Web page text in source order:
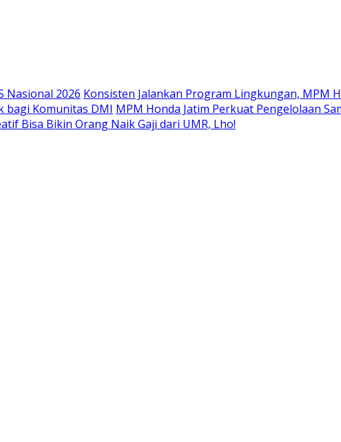
Nasional 2026 Konsisten Jalankan Program Lingkungan, MPM
bagi Komunitas DMI MPM Honda Jatim Perkuat Pengelolaan
Bisa Bikin Orang Naik Gaji dari UMR, Lho!